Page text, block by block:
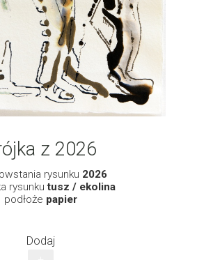
z 2026
rysunku 2026
rysunku tusz / ekolina
podłoże papier
Dodaj